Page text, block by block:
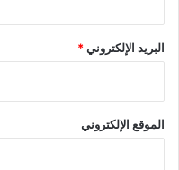
البريد الإلكتروني*
الموقع الإلكتروني